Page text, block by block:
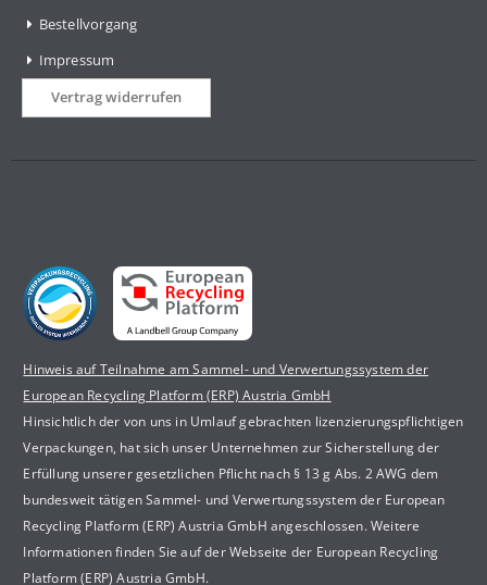
Bestellvorgang
Impressum
Vertrag widerrufen
Hinweis auf Teilnahme am Sammel- und Verwertungssystem der
European Recycling Platform (ERP) Austria GmbH
Hinsichtlich der von uns in Umlauf gebrachten lizenzierungspflichtigen
Verpackungen, hat sich unser Unternehmen zur Sicherstellung der
Erfüllung unserer gesetzlichen Pflicht nach § 13 g Abs. 2 AWG dem
bundesweit tätigen Sammel- und Verwertungssystem der European
Recycling Platform (ERP) Austria GmbH angeschlossen. Weitere
Informationen finden Sie auf der Webseite der European Recycling
Platform (ERP) Austria GmbH.